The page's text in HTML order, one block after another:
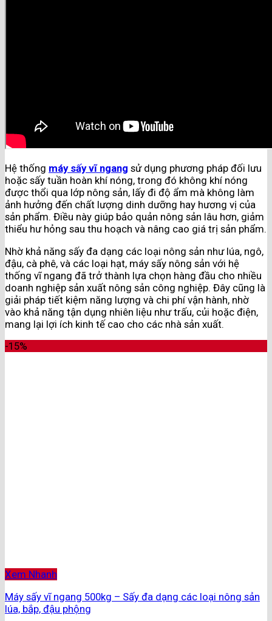
Hệ thống máy sấy vĩ ngang sử dụng phương pháp đối lưu
hoặc sấy tuần hoàn khí nóng, trong đó không khí nóng
được thổi qua lớp nông sản, lấy đi độ ẩm mà không làm
ảnh hưởng đến chất lượng dinh dưỡng hay hương vị của
sản phẩm. Điều này giúp bảo quản nông sản lâu hơn, giảm
thiểu hư hỏng sau thu hoạch và nâng cao giá trị sản phẩm.
Nhờ khả năng sấy đa dạng các loại nông sản như lúa, ngô,
đậu, cà phê, và các loại hạt, máy sấy nông sản với hệ
thống vĩ ngang đã trở thành lựa chọn hàng đầu cho nhiều
doanh nghiệp sản xuất nông sản công nghiệp. Đây cũng là
giải pháp tiết kiệm năng lượng và chi phí vận hành, nhờ
vào khả năng tận dụng nhiên liệu như trấu, củi hoặc điện,
mang lại lợi ích kinh tế cao cho các nhà sản xuất.
-15%
Xem Nhanh
Máy sấy vĩ ngang 500kg – Sấy đa dạng các loại nông sản
lúa, bắp, đậu phộng